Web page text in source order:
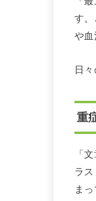
す
や血
日
重
「
ラ
ま